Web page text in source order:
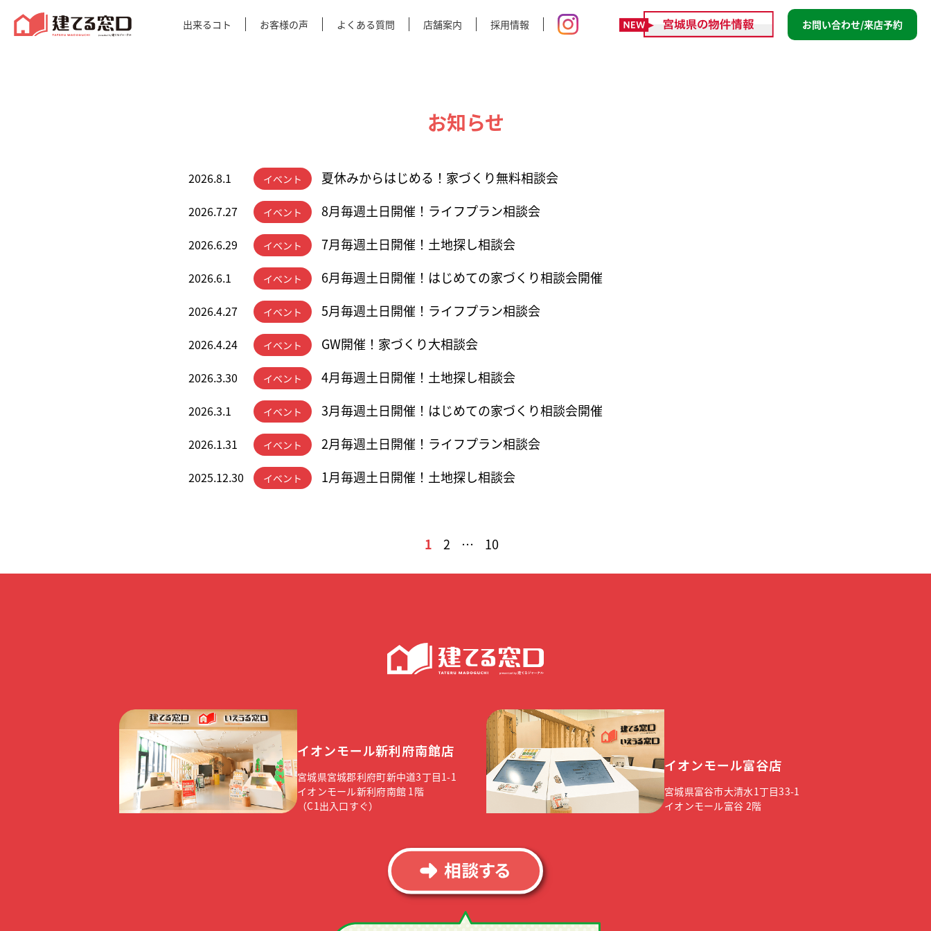
建てる窓口出来るコト お客様の声 よくある質問 店舗案内 採用情報 お問い合わせ/来店予約
お知らせ
2026.8.1 イベント 夏休みからはじめる！家づくり無料相談会
2026.7.27 イベント 8月毎週土日開催！ライフプラン相談会
2026.6.29 イベント 7月毎週土日開催！土地探し相談会
2026.6.1 イベント 6月毎週土日開催！はじめての家づくり相談会開催
2026.4.27 イベント 5月毎週土日開催！ライフプラン相談会
2026.4.24 イベント GW開催！家づくり大相談会
2026.3.30 イベント 4月毎週土日開催！土地探し相談会
2026.3.1 イベント 3月毎週土日開催！はじめての家づくり相談会開催
2026.1.31 イベント 2月毎週土日開催！ライフプラン相談会
2025.12.30 イベント 1月毎週土日開催！土地探し相談会
1 2 … 10
イオンモール新利府南館店
宮城県宮城郡利府町新中道3丁目1-1
イオンモール新利府南館 1階
（C1出入口すぐ）
イオンモール富谷店
宮城県富谷市大清水1丁目33-1
イオンモール富谷 2階